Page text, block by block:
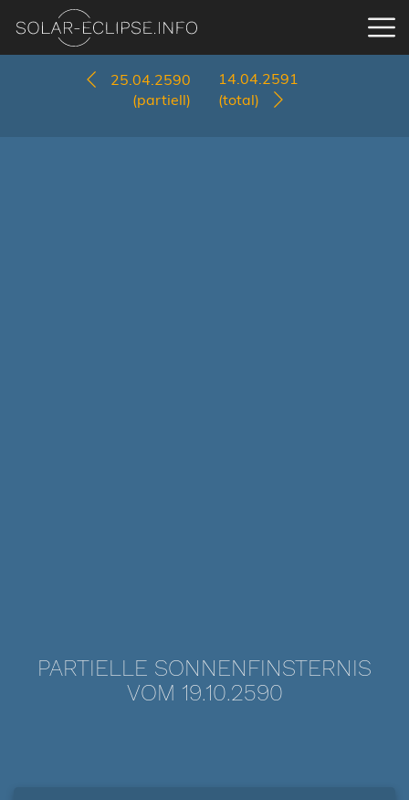
25.04.2590
(partiell)
14.04.2591
(total)
PARTIELLE SONNENFINSTERNIS
VOM 19.10.2590